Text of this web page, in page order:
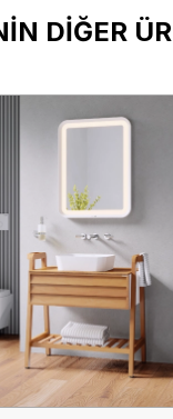
DİĞER